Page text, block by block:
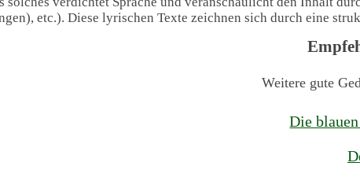
etc.). Diese lyrischen Texte zeichnen sich durch eine
Weitere gute
Die